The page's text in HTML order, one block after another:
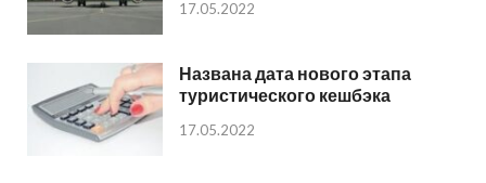
17.05.2022
Названа дата нового этапа
туристического кешбэка
17.05.2022